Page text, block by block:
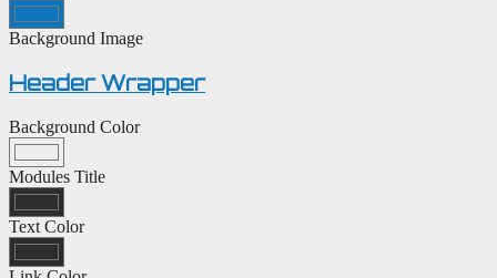
Background Image
Header Wrapper
Background Color
Modules Title
Text Color